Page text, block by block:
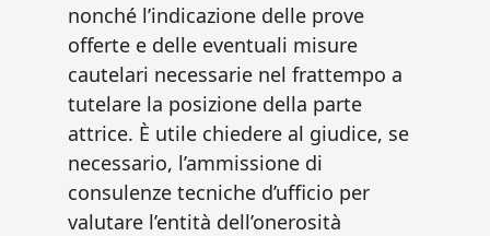
nonché l’indicazione delle prove
offerte e delle eventuali misure
cautelari necessarie nel frattempo a
tutelare la posizione della parte
attrice. È utile chiedere al giudice, se
necessario, l’ammissione di
consulenze tecniche d’ufficio per
valutare l’entità dell’onerosità